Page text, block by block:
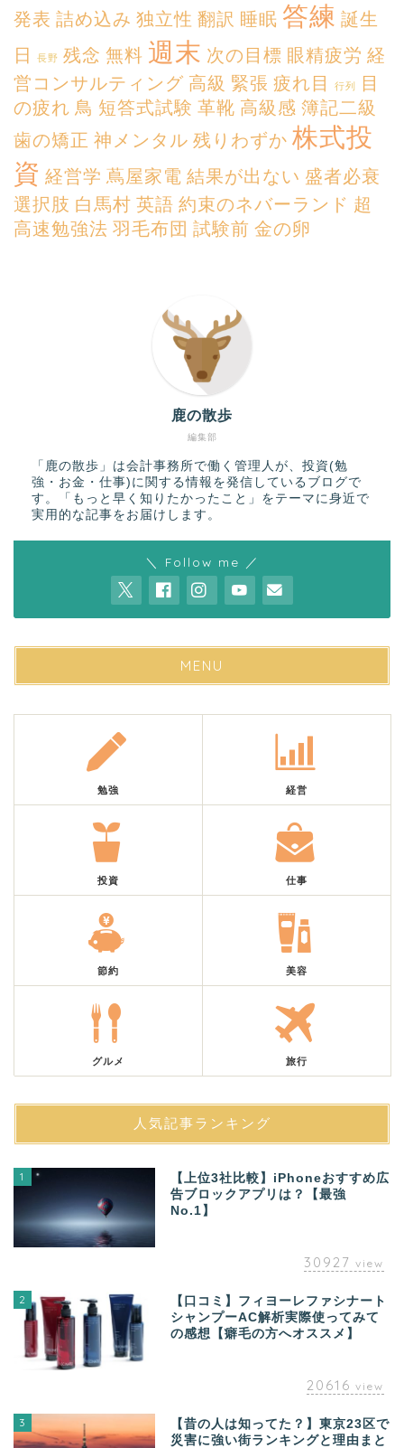
発表 詰め込み 独立性 翻訳 睡眠 答練 誕生
日
長野 残念 無料 週末 次の目標 眼精疲労 経
営コンサルティング 高級 緊張 疲れ目 行列
目
の疲れ 鳥 短答式試験 革靴 高級感 簿記二級
歯の矯正 神メンタル 残りわずか 株式投
資 経営学 蔦屋家電 結果が出ない 盛者必衰
選択肢 白馬村 英語 約束のネバーランド 超
高速勉強法 羽毛布団 試験前 金の卵
編集部
鹿の散歩
「鹿の散歩」は会計事務所で働く管理人が、投資(勉
強・お金・仕事)に関する情報を発信しているブログで
す。「もっと早く知りたかったこと」をテーマに身近で
実用的な記事をお届けします。
＼ Follow me ／
MENU
勉強 経営
投資 仕事
節約 美容
グルメ 旅行
人気記事ランキング
1
【上位3社比較】iPhoneおすすめ広
告ブロックアプリは？【最強
No.1】
30927 view
2
【口コミ】フィヨーレファシナート
シャンプーAC解析実際使ってみて
の感想【癖毛の方へオススメ】
20616 view
3
【昔の人は知ってた？】東京23区で
災害に強い街ランキングと理由まと